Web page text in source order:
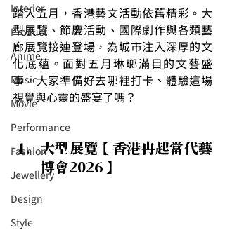
Interior
⁠⁠Product
Anime
Music
⁠⁠Movie
⁠⁠Performance
⁠Fashion
⁠⁠Jewellery
Design
Style
踏入五月，香港藝文活動依舊精彩。大
型展覽、節慶活動、國際劇作與各類藝
廊展覽接連登場，為城市注入深厚的文
化底蘊。面對五月琳瑯滿目的文藝盛
事，大家準備好去哪裡打卡、體驗這場
視覺與心靈的盛宴了嗎？
大型展覽 【 香港冉起當代藝
博會2026 】